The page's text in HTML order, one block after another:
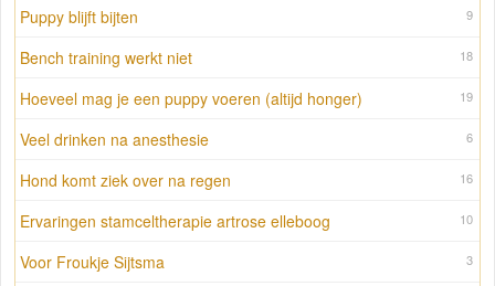
9
Puppy blijft bijten
18
Bench training werkt niet
19
Hoeveel mag je een puppy voeren (altijd honger)
6
Veel drinken na anesthesie
16
Hond komt ziek over na regen
10
Ervaringen stamceltherapie artrose elleboog
3
Voor Froukje Sijtsma